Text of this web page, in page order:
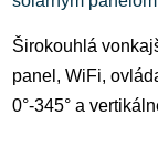
Širokouhlá
panel, WiFi,
0°-345° a